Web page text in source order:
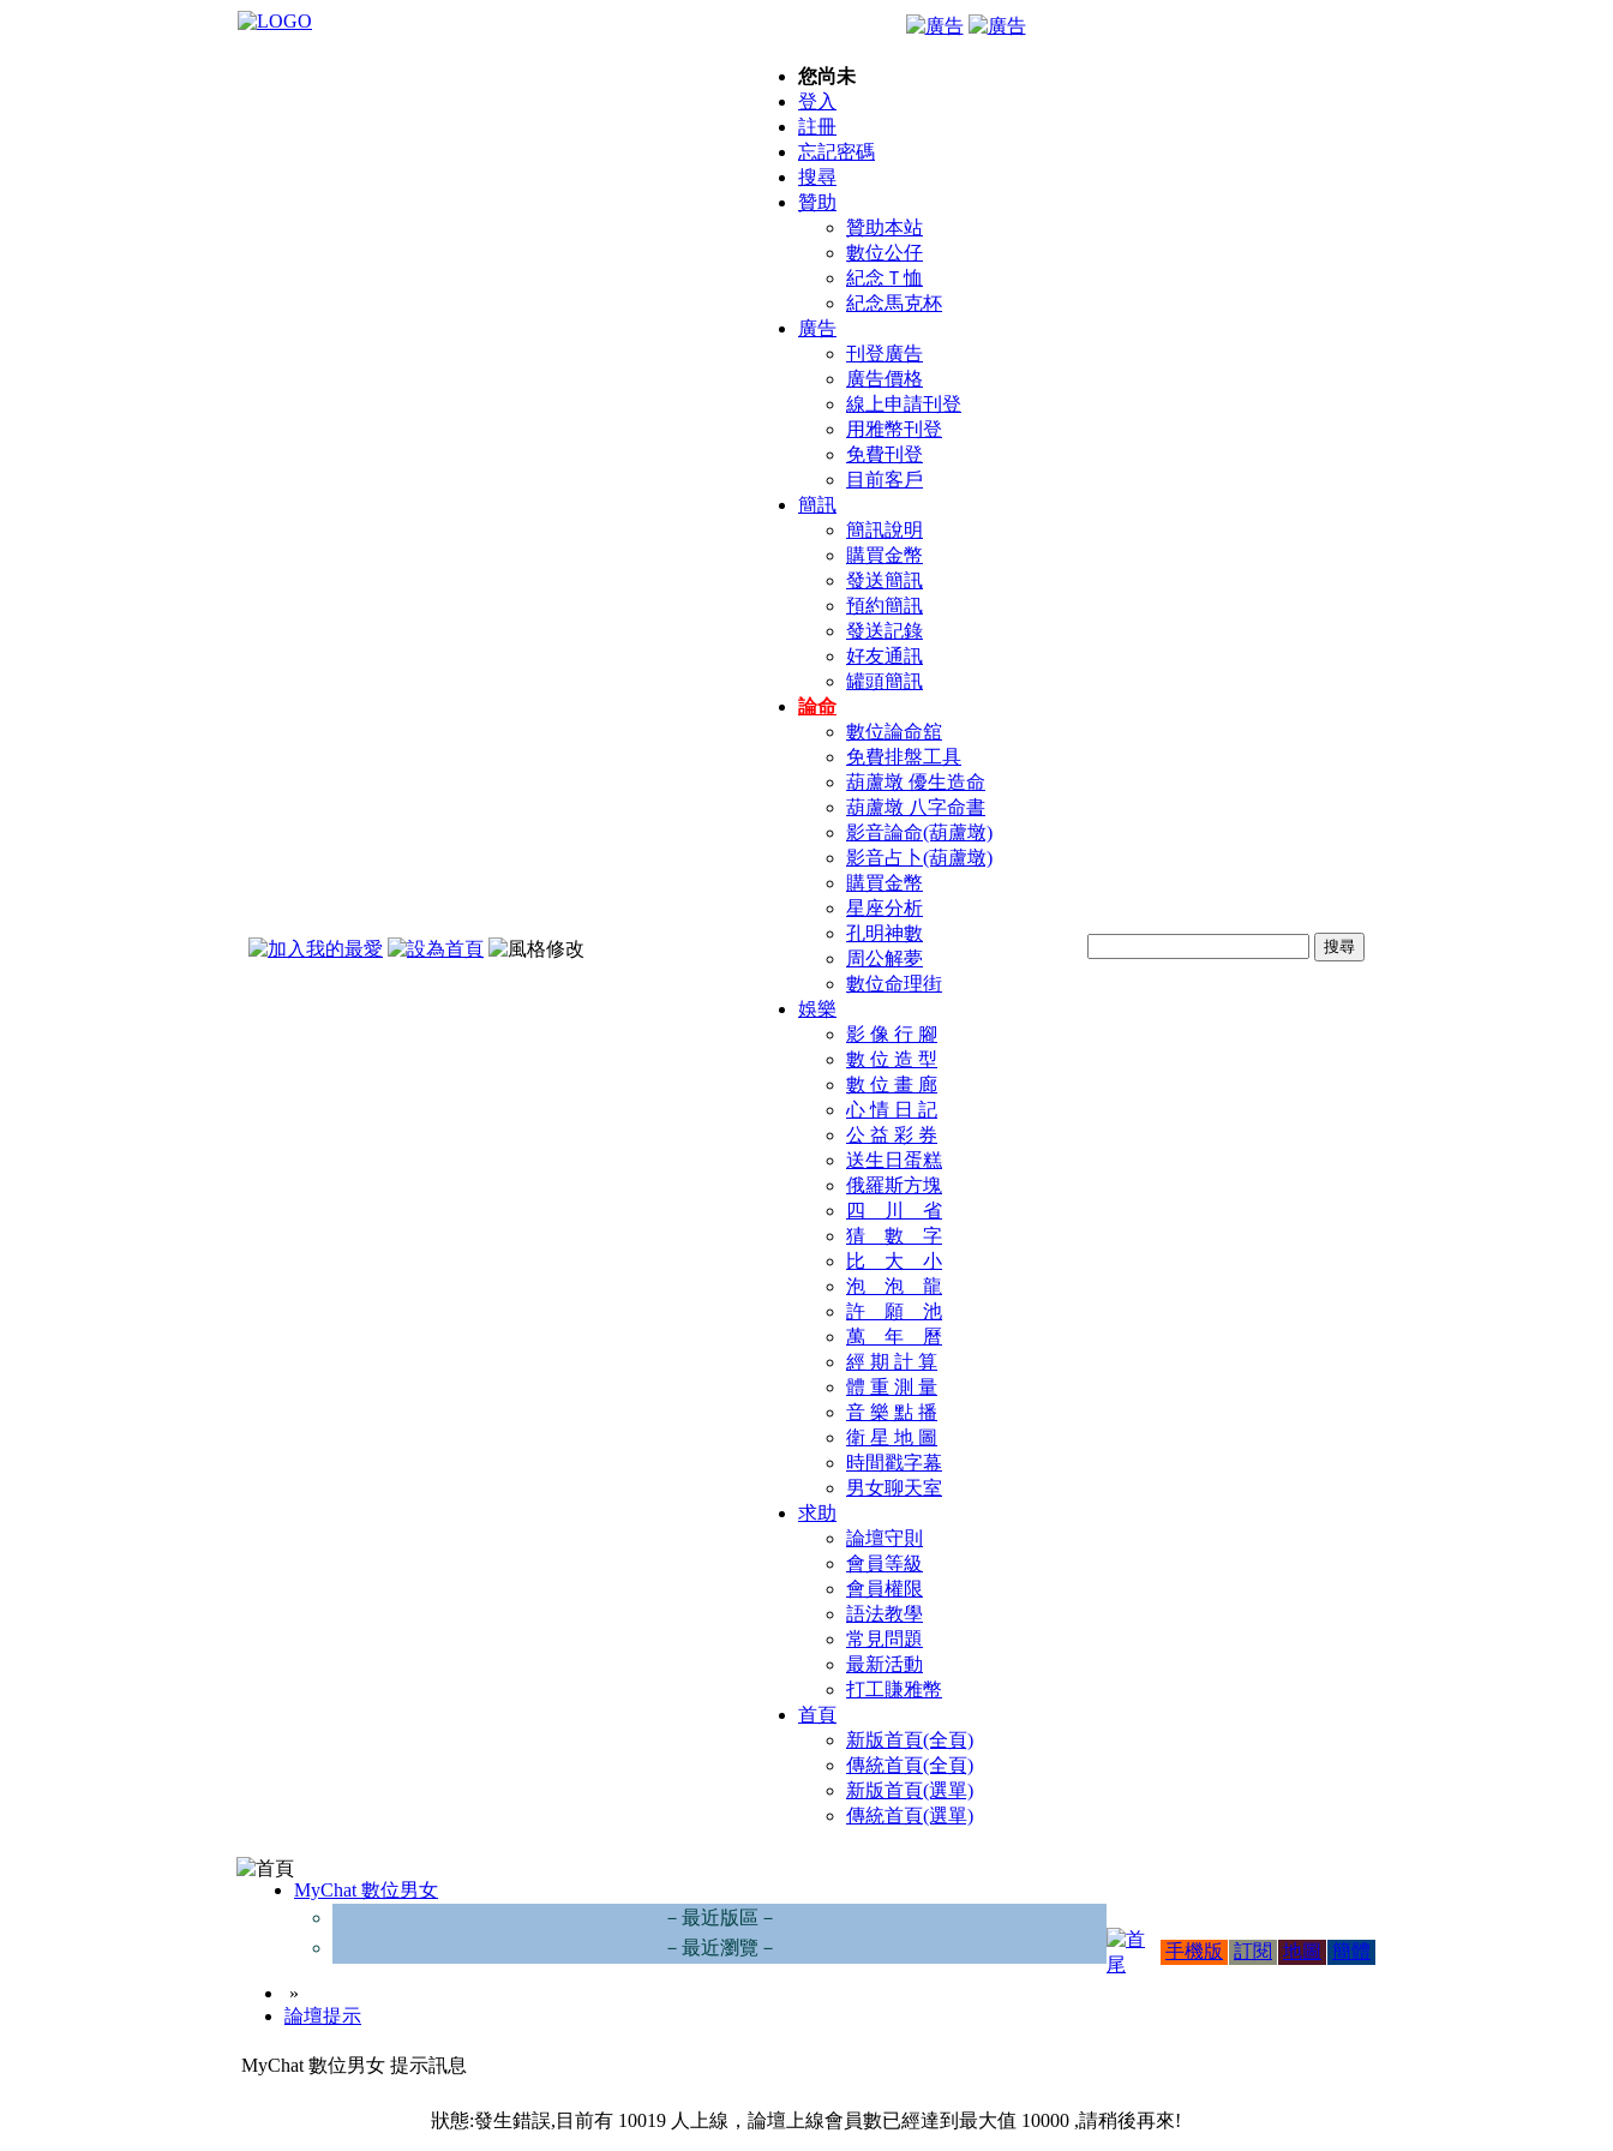
您尚未
登入
註冊
忘記密碼
搜尋
贊助
贊助本站
數位公仔
紀念Ｔ恤
紀念馬克杯
廣告
刊登廣告
廣告價格
線上申請刊登
用雅幣刊登
免費刊登
目前客戶
簡訊
簡訊說明
購買金幣
發送簡訊
預約簡訊
發送記錄
好友通訊
罐頭簡訊
論命
數位論命舘
免費排盤工具
葫蘆墩 優生造命
葫蘆墩 八字命書
影音論命(葫蘆墩)
影音占卜(葫蘆墩)
購買金幣
星座分析
孔明神數
周公解夢
數位命理街
娛樂
影 像 行 腳
數 位 造 型
數 位 畫 廊
心 情 日 記
公 益 彩 券
送生日蛋糕
俄羅斯方塊
四 川 省
猜 數 字
比 大 小
泡 泡 龍
許 願 池
萬 年 曆
經 期 計 算
體 重 測 量
音 樂 點 播
衛 星 地 圖
時間戳字幕
男女聊天室
求助
論壇守則
會員等級
會員權限
語法教學
常見問題
最新活動
打工賺雅幣
首頁
新版首頁(全頁)
傳統首頁(全頁)
新版首頁(選單)
傳統首頁(選單)
MyChat 數位男女
－最近版區－
－最近瀏覽－
»
論壇提示
手機版 訂閱 地圖 簡體
MyChat 數位男女 提示訊息
狀態:發生錯誤,目前有 10019 人上線，論壇上線會員數已經達到最大值 10000 ,請稍後再來!